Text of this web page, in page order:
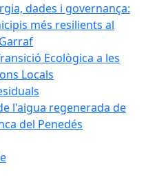
dades i governança:
més resilients al
Ecològica a les
Locals
l'aigua regenerada de
del Penedés